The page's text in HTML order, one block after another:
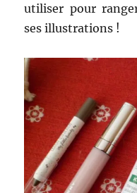
utiliser pour
ses illustrations !